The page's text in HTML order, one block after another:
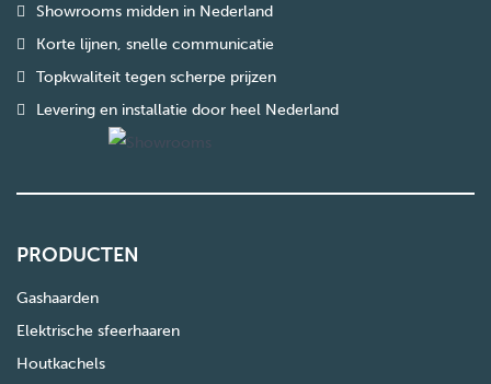
Showrooms midden in Nederland
Korte lijnen, snelle communicatie
Topkwaliteit tegen scherpe prijzen
Levering en installatie door heel Nederland
PRODUCTEN
Gashaarden
Elektrische sfeerhaaren
Houtkachels